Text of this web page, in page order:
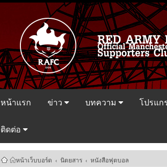
หน้าแรก ข่าว บทความ โปรแก
ติดต่อ
หน้าเว็บบอร์ด ‹ นิตยสาร ‹ หนังสือฟุตบอล